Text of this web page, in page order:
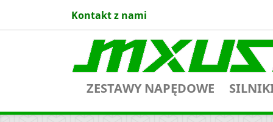
Kontakt z nami
ZESTAWY NAPĘDOWE